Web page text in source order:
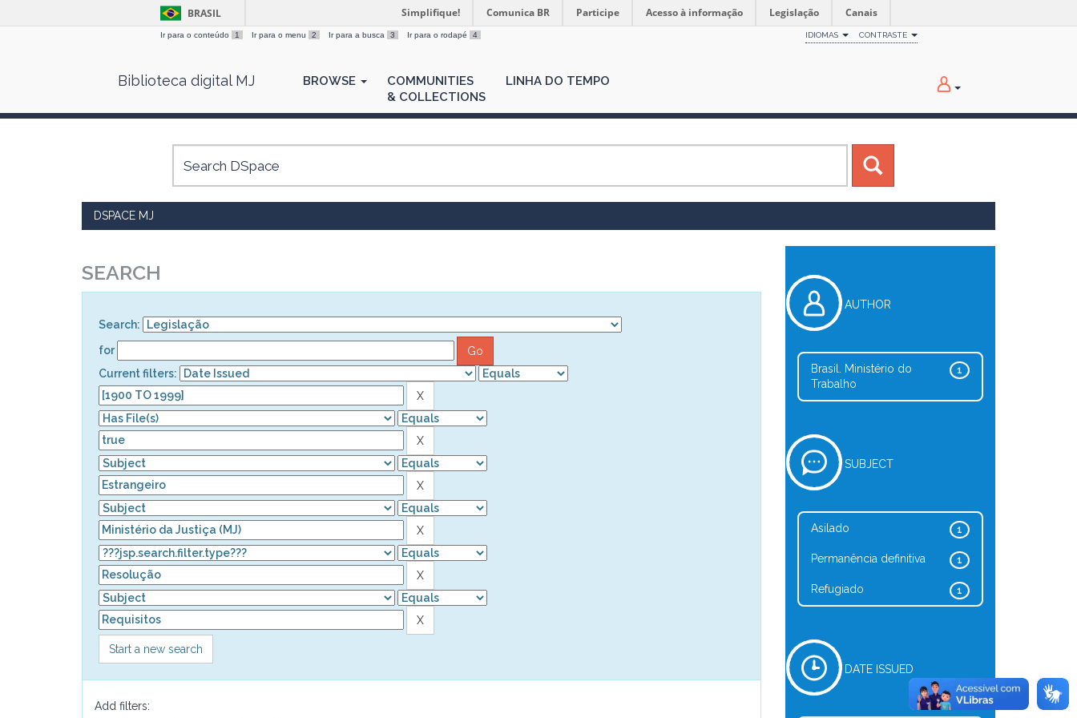
BRASIL Simplifique! Comunica BR Participe Acesso à informação Legislação Canais
Ir para o conteúdo 1 Ir para o menu 2 Ir para a busca 3 Ir para o rodapé 4 IDIOMAS CONTRASTE
Biblioteca digital MJ BROWSE
COMMUNITIES
& COLLECTIONS
LINHA DO TEMPO
DSPACE MJ
SEARCH
Search:
for
Current filters:
Start a new search
Add filters:
AUTHOR
1
Brasil. Ministério do
Trabalho
SUBJECT
1
Asilado
1
Permanência definitiva
1
Refugiado
DATE ISSUED